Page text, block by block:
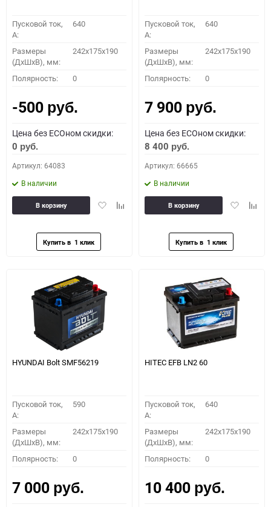
Пусковой ток,
A:
640
Размеры
(ДхШхВ), мм:
242x175x190
Полярность: 0
-500 руб.
Цена без ECOном скидки:
0 руб.
Артикул: 64083
В наличии
ДобавитьДобавить
В корзину
Пусковой ток,
A:
640
Размеры
(ДхШхВ), мм:
242x175x190
Полярность: 0
7 900 руб.
Цена без ECOном скидки:
8 400 руб.
Артикул: 66665
В наличии
Добавить
В корзину
HYUNDAI Bolt SMF56219
Пусковой ток,
A:
590
Размеры
(ДхШхВ), мм:
242x175x190
Полярность: 0
7 000 руб.
HITEC EFB LN2 60
Пусковой ток,
A:
640
Размеры
(ДхШхВ), мм:
242x175x190
Полярность: 0
10 400 руб.